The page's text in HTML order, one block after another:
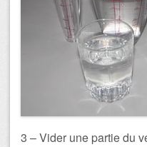
3 – Vider une partie du